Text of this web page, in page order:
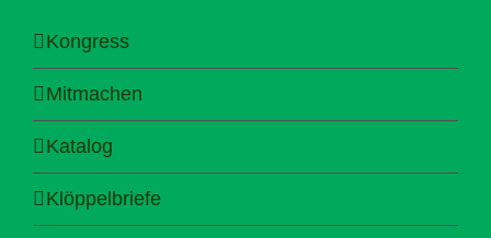
Kongress
Mitmachen
Katalog
Klöppelbriefe